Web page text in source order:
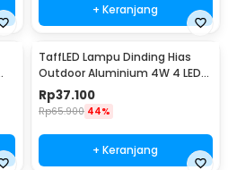
+ Keranjang
TaffLED Lampu Dinding Hias
Outdoor Aluminium 4W 4 LED
Warm White - B053
Rp37.100
Rp65.900 44%
+ Keranjang